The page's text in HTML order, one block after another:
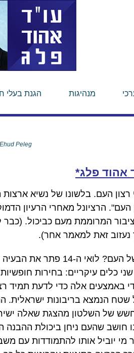
מנהיגות הגנת בעלי
Ehud Peleg
אהוד פלג*
העם. בלשונו של נשיא
הרציונל מאחרי הרעיון
המרוממת מעם כביכול. (כבר
נעזוב זאת למאמר אחר).
כיצד יודעים מה הוא
כלים עיקריים: בחירות
באמצעים אלה כדי לדעת תמיד
שטח הנמצא בריבונות
של השלטון מהצגת שאלה
חושב שהעם ניחן ביכולת ההבנה
מי יוביל אותו להתמודדות עם